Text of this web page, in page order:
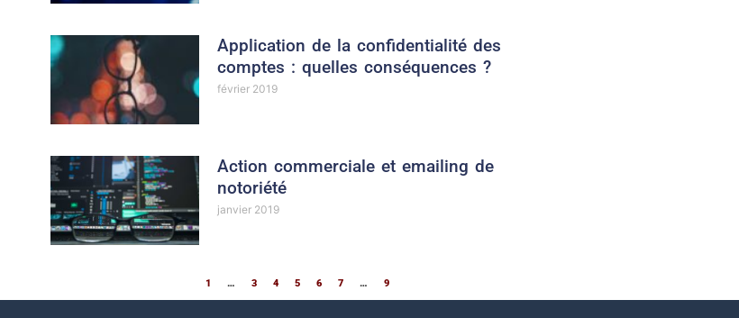
Application de la confidentialité des
comptes : quelles conséquences ?
février 2019
Action commerciale et emailing de
notoriété
janvier 2019
1 … 3 4 5 6 7 … 9